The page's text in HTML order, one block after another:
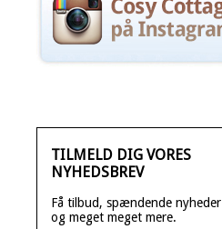
TILMELD DIG VORES
NYHEDSBREV
Få tilbud, spændende nyheder
og meget meget mere.